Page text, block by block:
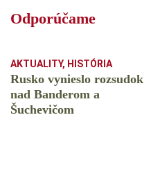
Odporúčame
AKTUALITY, HISTÓRIA
Rusko vynieslo rozsudok
nad Banderom a
Šuchevičom